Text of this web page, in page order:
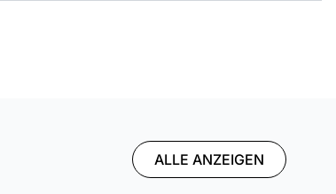
ALLE ANZEIGEN